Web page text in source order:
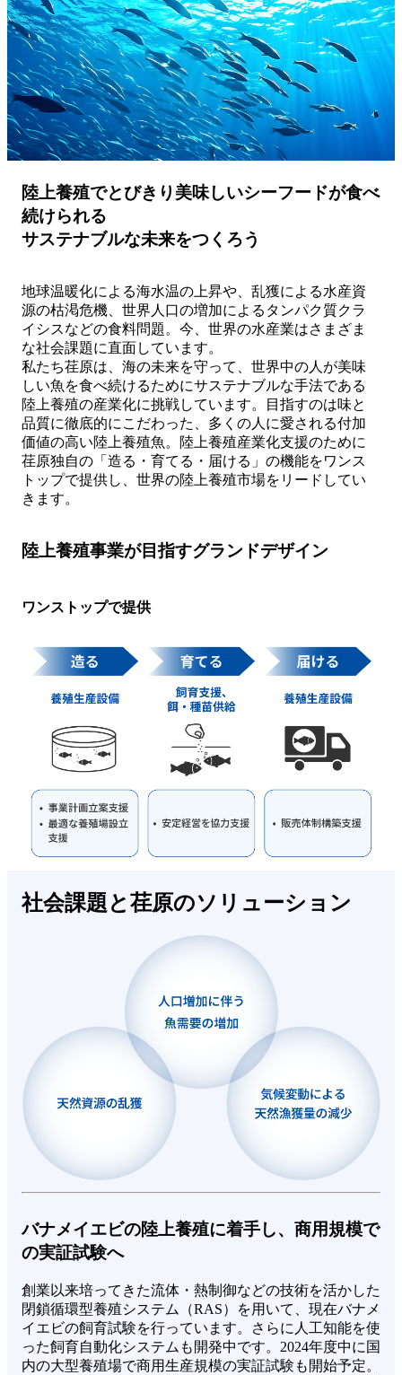
陸上養殖でとびきり美味しいシーフードが食べ
続けられる
サステナブルな未来をつくろう
地球温暖化による海水温の上昇や、乱獲による水産資
源の枯渇危機、世界人口の増加によるタンパク質クラ
イシスなどの食料問題。今、世界の水産業はさまざま
な社会課題に直面しています。
私たち荏原は、海の未来を守って、世界中の人が美味
しい魚を食べ続けるためにサステナブルな手法である
陸上養殖の産業化に挑戦しています。目指すのは味と
品質に徹底的にこだわった、多くの人に愛される付加
価値の高い陸上養殖魚。陸上養殖産業化支援のために
荏原独自の「造る・育てる・届ける」の機能をワンス
トップで提供し、世界の陸上養殖市場をリードしてい
きます。
陸上養殖事業が目指すグランドデザイン
ワンストップで提供
社会課題と荏原のソリューション
バナメイエビの陸上養殖に着手し、商用規模で
の実証試験へ
創業以来培ってきた流体・熱制御などの技術を活かした
閉鎖循環型養殖システム（RAS）を用いて、現在バナメ
イエビの飼育試験を行っています。さらに人工知能を使
った飼育自動化システムも開発中です。2024年度中に国
内の大型養殖場で商用生産規模の実証試験も開始予定。